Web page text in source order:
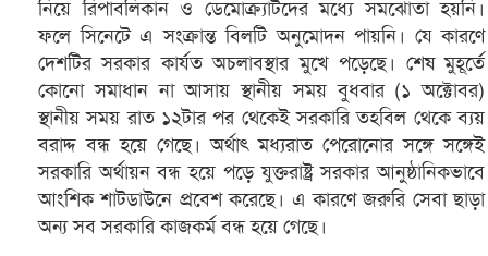
নিয়ে রিপাবলিকান ও ডেমোক্র্যাটদের মধ্যে সমঝোতা হয়নি।
ফলে সিনেটে এ সংক্রান্ত বিলটি অনুমোদন পায়নি। যে কারণে
দেশটির সরকার কার্যত অচলাবস্থার মুখে পড়েছে। শেষ মুহূর্তে
কোনো সমাধান না আসায় স্থানীয় সময় বুধবার (১ অক্টোবর)
স্থানীয় সময় রাত ১২টার পর থেকেই সরকারি তহবিল থেকে ব্যয়
বরাদ্দ বন্ধ হয়ে গেছে। অর্থাৎ মধ্যরাত পেরোনোর সঙ্গে সঙ্গেই
সরকারি অর্থায়ন বন্ধ হয়ে পড়ে যুক্তরাষ্ট্র সরকার আনুষ্ঠানিকভাবে
আংশিক শাটডাউনে প্রবেশ করেছে। এ কারণে জরুরি সেবা ছাড়া
অন্য সব সরকারি কাজকর্ম বন্ধ হয়ে গেছে।